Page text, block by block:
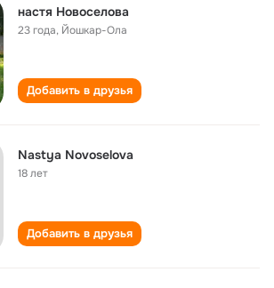
настя Новоселова
23 года, Йошкар-Ола
Добавить в друзья
Nastya Novoselova
18 лет
Добавить в друзья